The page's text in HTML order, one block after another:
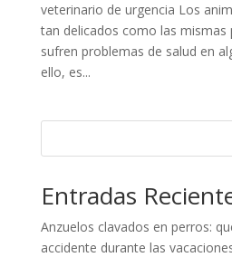
veterinario de urgencia Los
tan delicados como las mismas
sufren problemas de salud en
ello, es...
Entradas
Anzuelos clavados en perros:
accidente durante las